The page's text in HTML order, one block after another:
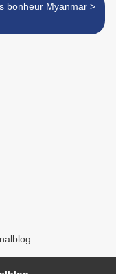
Portes bonheur Myanmar >